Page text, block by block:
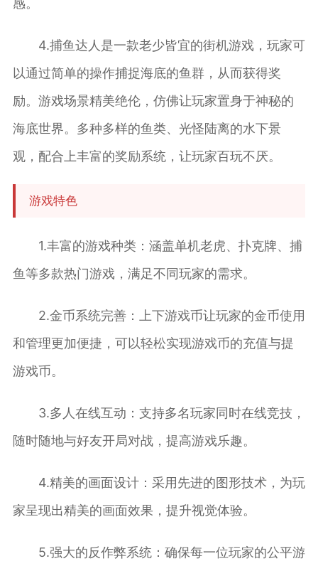
感。
4.捕鱼达人是一款老少皆宜的街机游戏，玩家可
以通过简单的操作捕捉海底的鱼群，从而获得奖
励。游戏场景精美绝伦，仿佛让玩家置身于神秘的
海底世界。多种多样的鱼类、光怪陆离的水下景
观，配合上丰富的奖励系统，让玩家百玩不厌。
游戏特色
1.丰富的游戏种类：涵盖单机老虎、扑克牌、捕
鱼等多款热门游戏，满足不同玩家的需求。
2.金币系统完善：上下游戏币让玩家的金币使用
和管理更加便捷，可以轻松实现游戏币的充值与提
游戏币。
3.多人在线互动：支持多名玩家同时在线竞技，
随时随地与好友开局对战，提高游戏乐趣。
4.精美的画面设计：采用先进的图形技术，为玩
家呈现出精美的画面效果，提升视觉体验。
5.强大的反作弊系统：确保每一位玩家的公平游